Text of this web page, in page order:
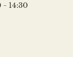
- 14:30